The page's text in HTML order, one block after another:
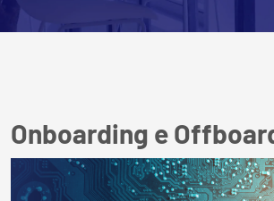
Onboarding e